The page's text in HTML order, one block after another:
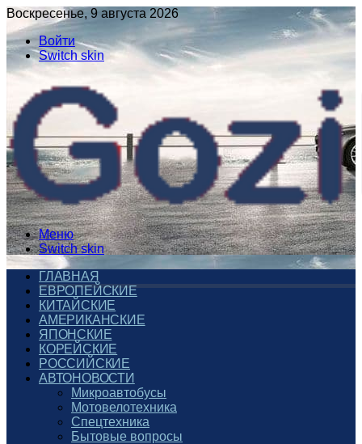
Воскресенье, 9 августа 2026
Войти
Switch skin
Меню
Switch skin
ГЛАВНАЯ
ЕВРОПЕЙСКИЕ
КИТАЙСКИЕ
АМЕРИКАНСКИЕ
ЯПОНСКИЕ
КОРЕЙСКИЕ
РОССИЙСКИЕ
АВТОНОВОСТИ
Микроавтобусы
Мотовелотехника
Спецтехника
Бытовые вопросы